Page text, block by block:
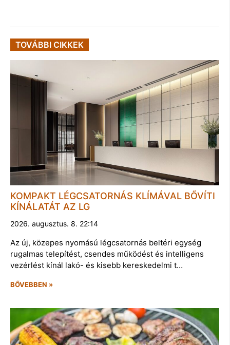
TOVÁBBI CIKKEK
KOMPAKT LÉGCSATORNÁS KLÍMÁVAL BŐVÍTI
KÍNÁLATÁT AZ LG
2026. augusztus. 8. 22:14
Az új, közepes nyomású légcsatornás beltéri egység
rugalmas telepítést, csendes működést és intelligens
vezérlést kínál lakó- és kisebb kereskedelmi t…
BŐVEBBEN »